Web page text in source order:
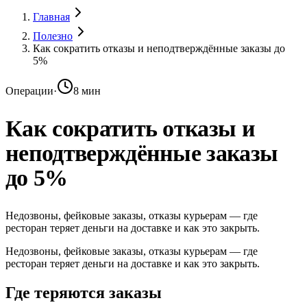
Главная
Полезно
Как сократить отказы и неподтверждённые заказы до
5%
Операции· 8 мин
Как сократить отказы и
неподтверждённые заказы
до 5%
Недозвоны, фейковые заказы, отказы курьерам — где
ресторан теряет деньги на доставке и как это закрыть.
Недозвоны, фейковые заказы, отказы курьерам — где
ресторан теряет деньги на доставке и как это закрыть.
Где теряются заказы